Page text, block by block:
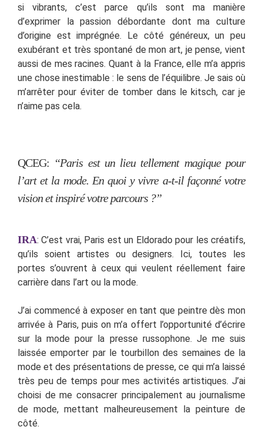
si vibrants, c’est parce qu’ils sont ma manière
d’exprimer la passion débordante dont ma culture
d’origine est imprégnée. Le côté généreux, un peu
exubérant et très spontané de mon art, je pense, vient
aussi de mes racines. Quant à la France, elle m’a appris
une chose inestimable : le sens de l’équilibre. Je sais où
m’arrêter pour éviter de tomber dans le kitsch, car je
n’aime pas cela.
QCEG: “Paris est un lieu tellement magique pour
l’art et la mode. En quoi y vivre a-t-il façonné votre
vision et inspiré votre parcours ?”
IRA: C’est vrai, Paris est un Eldorado pour les créatifs,
qu’ils soient artistes ou designers. Ici, toutes les
portes s’ouvrent à ceux qui veulent réellement faire
carrière dans l’art ou la mode.
J’ai commencé à exposer en tant que peintre dès mon
arrivée à Paris, puis on m’a offert l’opportunité d’écrire
sur la mode pour la presse russophone. Je me suis
laissée emporter par le tourbillon des semaines de la
mode et des présentations de presse, ce qui m’a laissé
très peu de temps pour mes activités artistiques. J’ai
choisi de me consacrer principalement au journalisme
de mode, mettant malheureusement la peinture de
côté.